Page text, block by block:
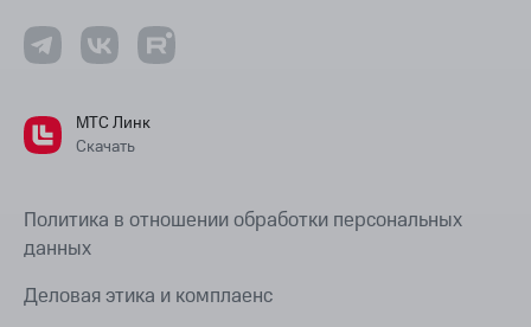
МТС Линк
Скачать
Политика в отношении обработки персональных
данных
Деловая этика и комплаенс